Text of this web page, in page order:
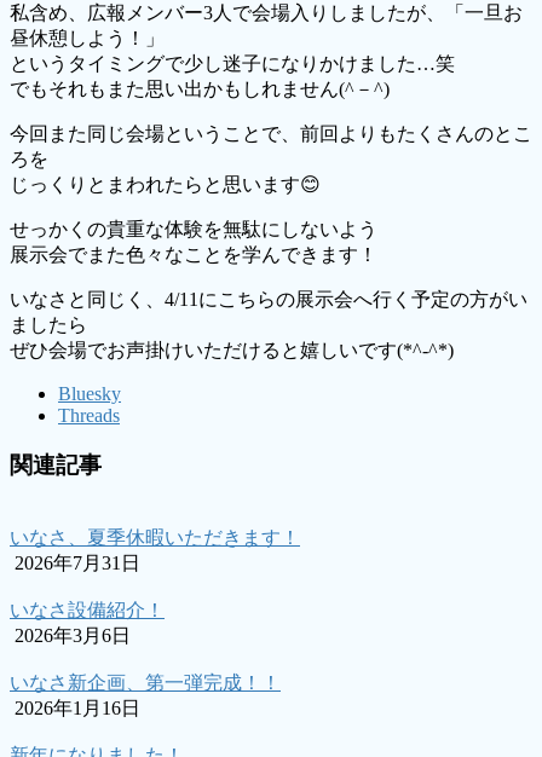
私含め、広報メンバー3人で会場入りしましたが、「一旦お
昼休憩しよう！」
というタイミングで少し迷子になりかけました…笑
でもそれもまた思い出かもしれません(^－^)
今回また同じ会場ということで、前回よりもたくさんのとこ
ろを
じっくりとまわれたらと思います😊
せっかくの貴重な体験を無駄にしないよう
展示会でまた色々なことを学んできます！
いなさと同じく、4/11にこちらの展示会へ行く予定の方がい
ましたら
ぜひ会場でお声掛けいただけると嬉しいです(*^-^*)
Bluesky
Threads
関連記事
いなさ、夏季休暇いただきます！
2026年7月31日
いなさ設備紹介！
2026年3月6日
いなさ新企画、第一弾完成！！
2026年1月16日